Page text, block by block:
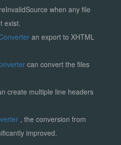
when any file
exist.
an export to XHTML
can convert the files
create multiple line headers
, the conversion from
improved.